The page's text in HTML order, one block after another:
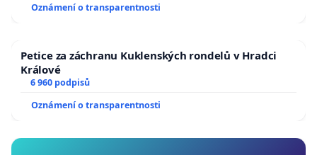
republiky
Oznámení o transparentnosti
Petice za záchranu Kuklenských rondelů v Hradci
Králové
6 960 podpisů
Oznámení o transparentnosti